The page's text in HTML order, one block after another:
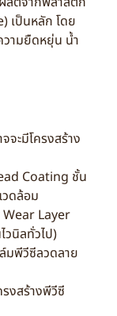
เป็นหลัก โดย
ามยืดหยุ่น น้ำ
จะมีโครงสร้าง
Coating ชั้น
ดล้อม
Layer
นิลทั่วไป)
มพีวีซีลวดลาย
งสร้างพีวีซี